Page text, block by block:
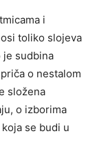
i
toliko slojeva
je sudbina
o nestalom
složena
o izborima
se budi u